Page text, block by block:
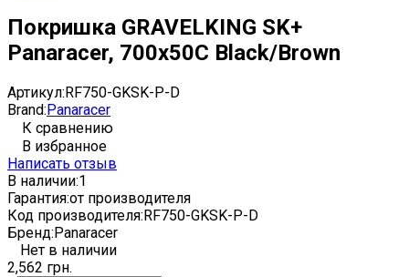
Покришка GRAVELKING SK+
Panaracer, 700x50C Black/Brown
Артикул:RF750-GKSK-P-D
Brand:Panaracer
К сравнению
В избранное
Написать отзыв
В наличии:1
Гарантия:от производителя
Код производителя:RF750-GKSK-P-D
Бренд:Panaracer
Нет в наличии
2,562 грн.